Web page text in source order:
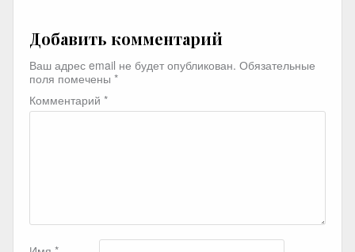
Добавить комментарий
Ваш адрес email не будет опубликован. Обязательные
поля помечены *
Комментарий *